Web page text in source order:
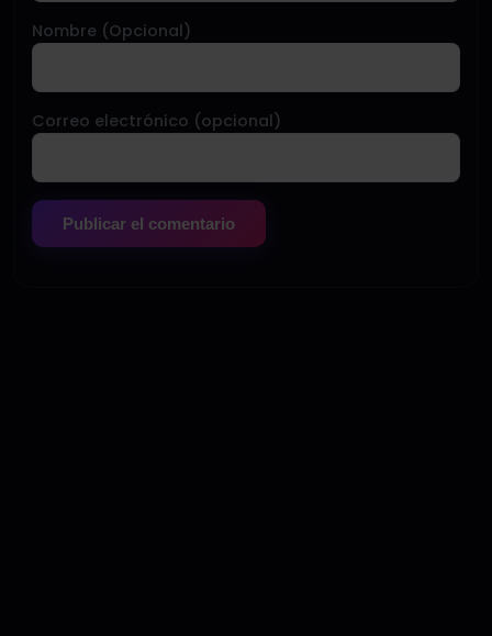
Nombre (Opcional)
Correo electrónico (opcional)